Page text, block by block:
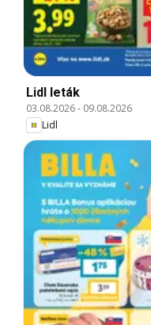
Lidl leták
03.08.2026- 09.08.2026
Lidl